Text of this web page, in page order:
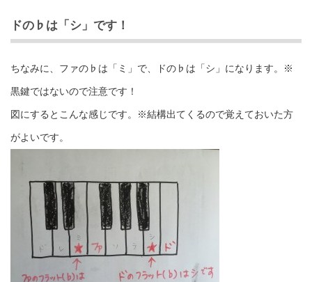
ドの♭は「シ」です！
ちなみに、ファの♭は「ミ」で、ドの♭は「シ」になります。※
黒鍵ではないので注意です！
図にするとこんな感じです。※結構出てくるので覚えておいた方
がよいです。